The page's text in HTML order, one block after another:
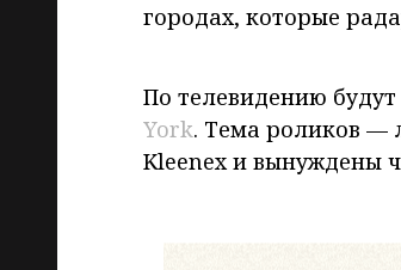
городах, которые
По телевидению
York. Тема роликов —
Kleenex и вынуждены